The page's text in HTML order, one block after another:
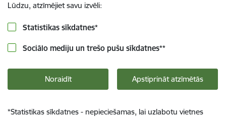
Lūdzu, atzīmējiet savu izvēli:
Statistikas sīkdatnes*
Sociālo mediju un trešo pušu sīkdatnes**
Noraidīt Apstiprināt atzīmētās
*Statistikas sīkdatnes - nepieciešamas, lai uzlabotu vietnes